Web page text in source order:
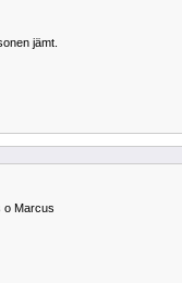
jämt.
o Marcus